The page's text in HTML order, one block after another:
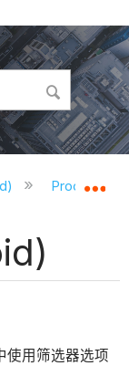
Procore
使用筛选器选项